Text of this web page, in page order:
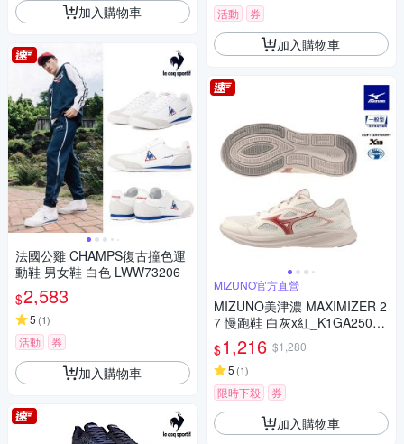
加入購物車
法國公雞 CHAMPS復古撞色運
動鞋 男女鞋 白色 LWW73206
$2,583
5 (1)
活動 券
加入購物車
活動 券
加入購物車
MIZUNO官方直營
MIZUNO美津濃 MAXIMIZER 2
7 慢跑鞋 白灰x紅_K1GA25001
$1,216 $1,280
5 (1)
限時下殺 券
加入購物車